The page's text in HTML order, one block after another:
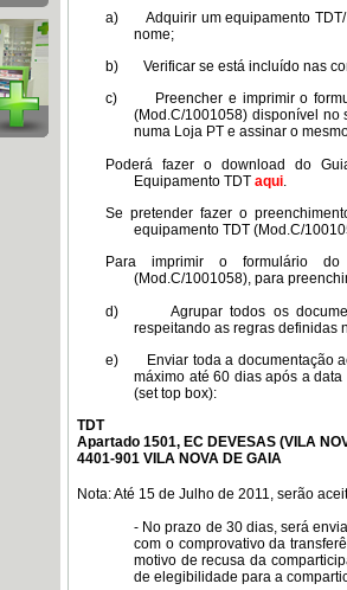
a)
Adquirir um equipamento
nome;
b)
Verificar se está incluído nas
c)
Preencher e imprimir o
(Mod.C/1001058) disponível no
numa Loja PT e assinar o
Poderá fazer o download do
Equipamento TDT aqui
Se pretender fazer o
equipamento TDT (Mod.C/
Para imprimir o formulário do
(Mod.C/1001058), para
d)
Agrupar todos os
respeitando as regras definidas
e)
Enviar toda a documentação
máximo até 60 dias após a
(set top box):
TDT
Apartado 1501, EC DEVESAS (VILA
4401-901 VILA NOVA DE GAIA
Nota: Até 15 de Julho de 2011, serão
- No prazo de 30 dias, será
com o comprovativo da
motivo de recusa da
de elegibilidade para a